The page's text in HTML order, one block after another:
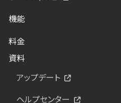
機能
料金
資料
アップデート
ヘルプセンター